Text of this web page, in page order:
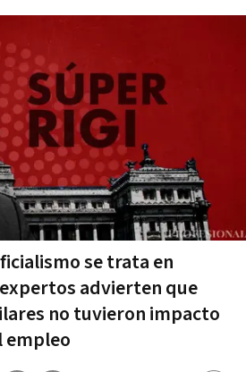
se trata en
advierten que
no tuvieron impacto
empleo